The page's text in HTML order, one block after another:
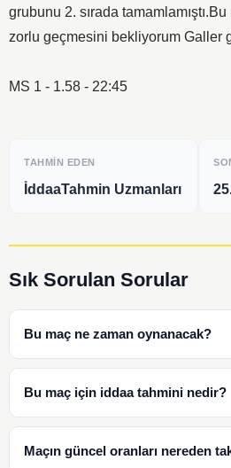
grubunu 2. sırada
zorlu geçmesini bekliyorum Galler
MS 1 - 1.58 - 22:45
TAHMIN EDEN
İddaaTahmin Uzmanları
Sık Sorulan Sorular
Bu maç ne zaman oynanacak?
Bu maç için iddaa tahmini nedir?
Maçın güncel oranları nereden